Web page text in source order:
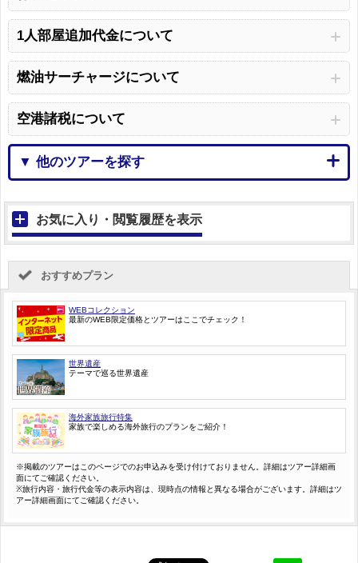
1人部屋追加代金について
燃油サーチャージについて
空港諸税について
▼ 他のツアーを探す
お気に入り・閲覧履歴を表示
おすすめプラン
WEBコレクション
最新のWEB限定価格とツアーはここでチェック！
世界遺産
テーマで巡る世界遺産
海外家族旅行特集
家族で楽しめる海外旅行のプランをご紹介！
※掲載のツアーはこのページでのお申込みを受け付けておりません。詳細はツアー詳細画
面にてご確認ください。
※旅行内容・旅行代金等の表示内容は、現時点の情報と異なる場合がございます。詳細はツ
アー詳細画面にてご確認ください。